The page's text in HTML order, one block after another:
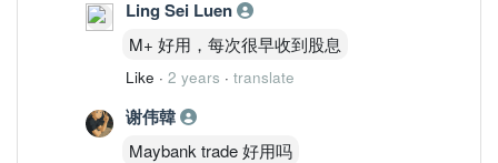
Ling Sei Luen
M+ 好用，每次很早收到股息
Like · 2 years · translate
谢伟韓
Maybank trade 好用吗